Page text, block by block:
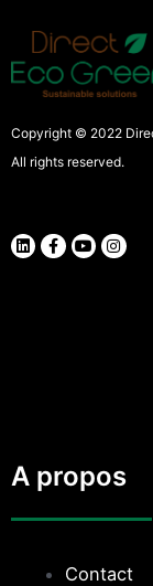
Copyright © 2022
All rights reserved.
A propos
Contact